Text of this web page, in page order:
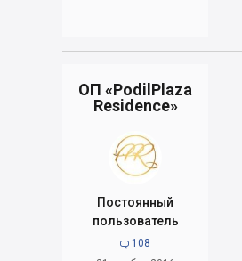
ОП «PodilPlaza
Residence»
Постоянный
пользователь
 108